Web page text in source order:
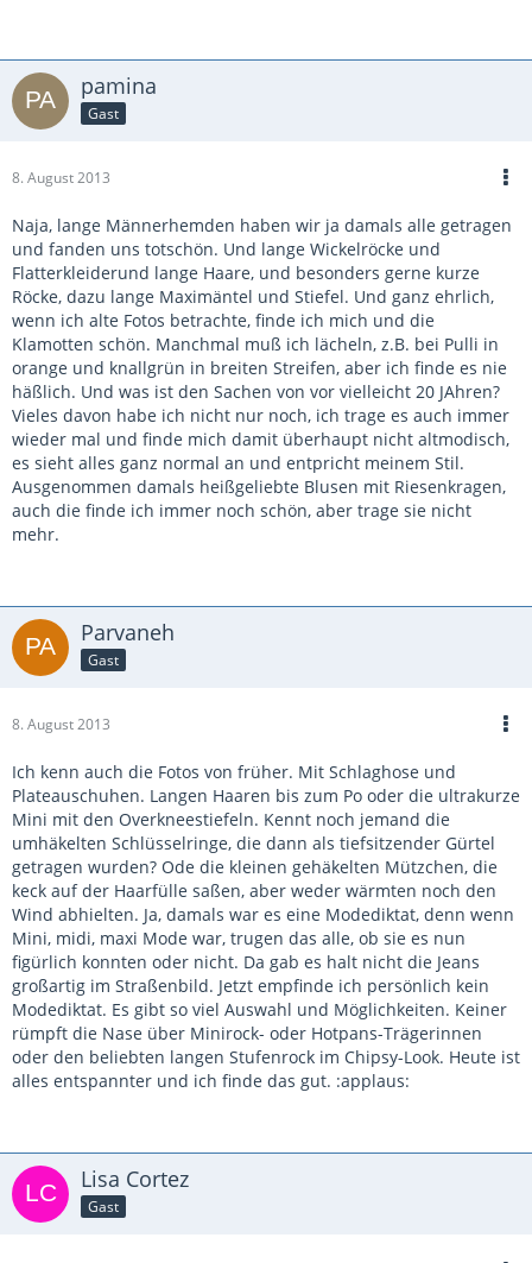
pamina
Gast
8. August 2013
Naja, lange Männerhemden haben wir ja damals alle getragen
und fanden uns totschön. Und lange Wickelröcke und
Flatterkleiderund lange Haare, und besonders gerne kurze
Röcke, dazu lange Maximäntel und Stiefel. Und ganz ehrlich,
wenn ich alte Fotos betrachte, finde ich mich und die
Klamotten schön. Manchmal muß ich lächeln, z.B. bei Pulli in
orange und knallgrün in breiten Streifen, aber ich finde es nie
häßlich. Und was ist den Sachen von vor vielleicht 20 JAhren?
Vieles davon habe ich nicht nur noch, ich trage es auch immer
wieder mal und finde mich damit überhaupt nicht altmodisch,
es sieht alles ganz normal an und entpricht meinem Stil.
Ausgenommen damals heißgeliebte Blusen mit Riesenkragen,
auch die finde ich immer noch schön, aber trage sie nicht
mehr.
Parvaneh
Gast
8. August 2013
Ich kenn auch die Fotos von früher. Mit Schlaghose und
Plateauschuhen. Langen Haaren bis zum Po oder die ultrakurze
Mini mit den Overkneestiefeln. Kennt noch jemand die
umhäkelten Schlüsselringe, die dann als tiefsitzender Gürtel
getragen wurden? Ode die kleinen gehäkelten Mützchen, die
keck auf der Haarfülle saßen, aber weder wärmten noch den
Wind abhielten. Ja, damals war es eine Modediktat, denn wenn
Mini, midi, maxi Mode war, trugen das alle, ob sie es nun
figürlich konnten oder nicht. Da gab es halt nicht die Jeans
großartig im Straßenbild. Jetzt empfinde ich persönlich kein
Modediktat. Es gibt so viel Auswahl und Möglichkeiten. Keiner
rümpft die Nase über Minirock- oder Hotpans-Trägerinnen
oder den beliebten langen Stufenrock im Chipsy-Look. Heute ist
alles entspannter und ich finde das gut. :applaus:
Lisa Cortez
Gast